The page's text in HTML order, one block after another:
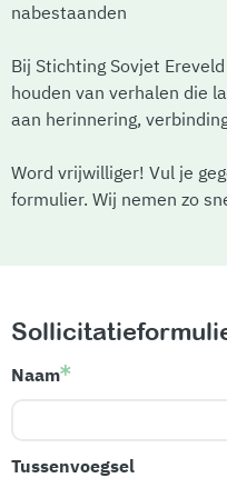
nabestaanden
Bij Stichting Sovjet
houden van verhalen die
aan herinnering,
Word vrijwilliger! Vul je
formulier. Wij nemen zo
Naam
Tussenvoegsel